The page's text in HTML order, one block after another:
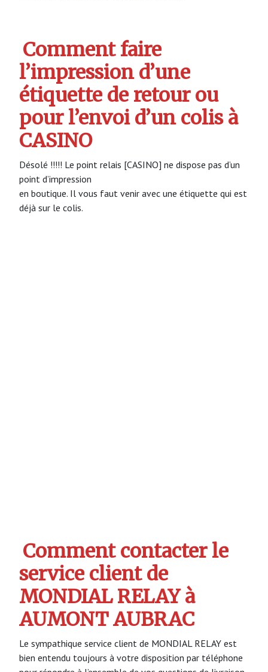
Comment faire
l’impression d’une
étiquette de retour ou
pour l’envoi d’un colis à
CASINO
Désolé !!!!! Le point relais [CASINO] ne dispose pas d’un
point d’impression
en boutique. Il vous faut venir avec une étiquette qui est
déjà sur le colis.
Comment contacter le
service client de
MONDIAL RELAY à
AUMONT AUBRAC
Le sympathique service client de MONDIAL RELAY est
bien entendu toujours à votre disposition par téléphone